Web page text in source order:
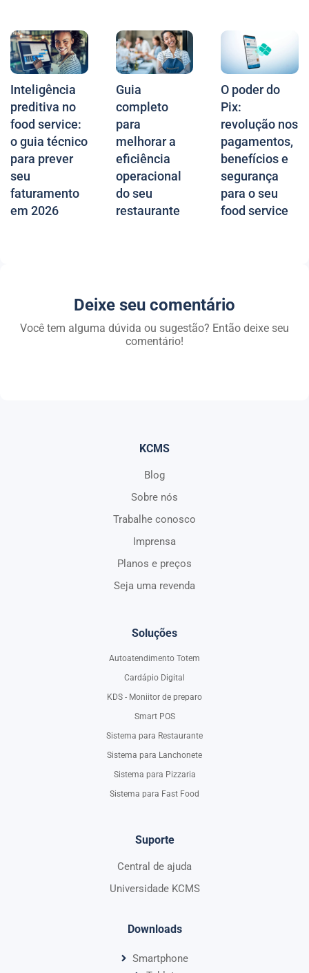
Inteligência
preditiva no
food service:
o guia técnico
para prever
seu
faturamento
em 2026
Guia
completo
para
melhorar a
eficiência
operacional
do seu
restaurante
O poder do
Pix:
revolução nos
pagamentos,
benefícios e
segurança
para o seu
food service
Deixe seu comentário
Você tem alguma dúvida ou sugestão? Então deixe seu
comentário!
KCMS
Blog
Sobre nós
Trabalhe conosco
Imprensa
Planos e preços
Seja uma revenda
Soluções
Autoatendimento Totem
Cardápio Digital
KDS - Moniitor de preparo
Smart POS
Sistema para Restaurante
Sistema para Lanchonete
Sistema para Pizzaria
Sistema para Fast Food
Suporte
Central de ajuda
Universidade KCMS
Downloads
Smartphone